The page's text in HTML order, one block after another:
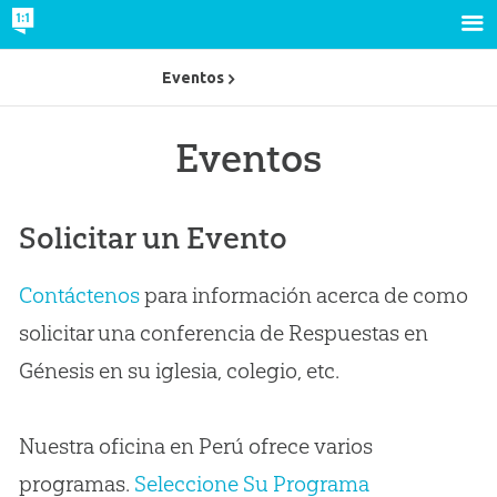
Eventos
Solicitar un Evento
Contáctenospara información acerca de como
solicitar una conferencia de Respuestas en
Génesis en su iglesia, colegio, etc.
Nuestra oficina en Perú ofrece varios
programas. Seleccione Su Programa
Eventos